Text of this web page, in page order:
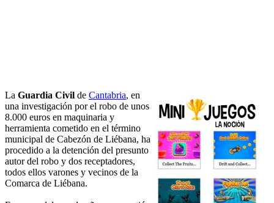
La Guardia Civil de Cantabria, en
una investigación por el robo de unos
8.000 euros en maquinaria y
herramienta cometido en el término
municipal de Cabezón de Liébana, ha
procedido a la detención del presunto
autor del robo y dos receptadores,
todos ellos varones y vecinos de la
Comarca de Liébana.